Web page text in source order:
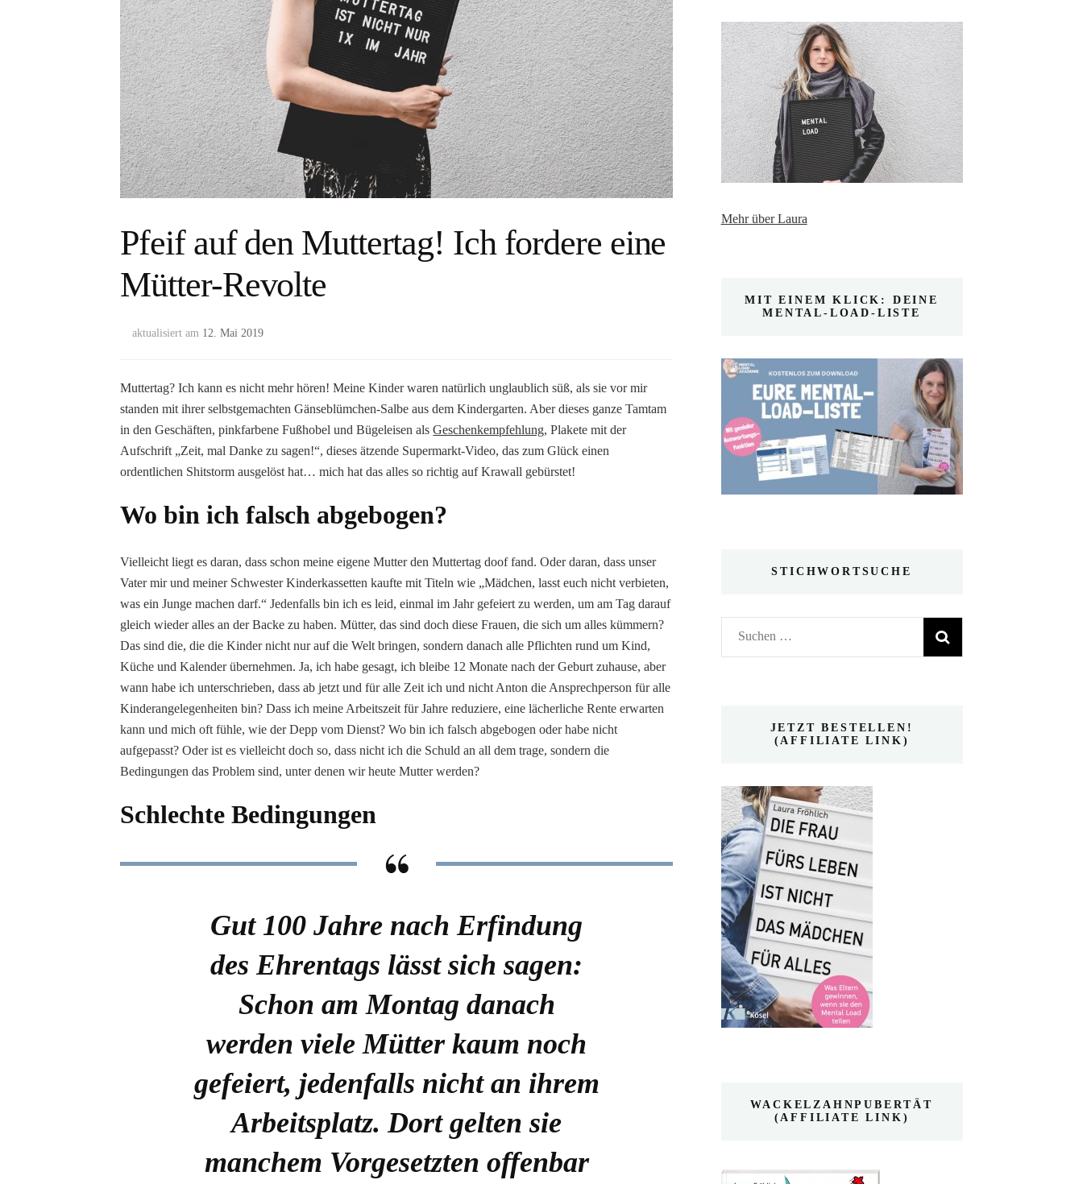
Pfeif auf den Muttertag! Ich fordere eine
Mütter-Revolte
aktualisiert am 12. Mai 2019
Muttertag? Ich kann es nicht mehr hören! Meine Kinder waren natürlich unglaublich süß, als sie vor mir
standen mit ihrer selbstgemachten Gänseblümchen-Salbe aus dem Kindergarten. Aber dieses ganze Tamtam
in den Geschäften, pinkfarbene Fußhobel und Bügeleisen alsGeschenkempfehlung, Plakete mit der
Aufschrift „Zeit, mal Danke zu sagen!“, dieses ätzende Supermarkt-Video, das zum Glück einen
ordentlichen Shitstorm ausgelöst hat… mich hat das alles so richtig auf Krawall gebürstet!
Wo bin ich falsch abgebogen?
Vielleicht liegt es daran, dass schon meine eigene Mutter den Muttertag doof fand. Oder daran, dass unser
Vater mir und meiner Schwester Kinderkassetten kaufte mit Titeln wie „Mädchen, lasst euch nicht verbieten,
was ein Junge machen darf.“ Jedenfalls bin ich es leid, einmal im Jahr gefeiert zu werden, um am Tag darauf
gleich wieder alles an der Backe zu haben. Mütter, das sind doch diese Frauen, die sich um alles kümmern?
Das sind die, die die Kinder nicht nur auf die Welt bringen, sondern danach alle Pflichten rund um Kind,
Küche und Kalender übernehmen. Ja, ich habe gesagt, ich bleibe 12 Monate nach der Geburt zuhause, aber
wann habe ich unterschrieben, dass ab jetzt und für alle Zeit ich und nicht Anton die Ansprechperson für alle
Kinderangelegenheiten bin? Dass ich meine Arbeitszeit für Jahre reduziere, eine lächerliche Rente erwarten
kann und mich oft fühle, wie der Depp vom Dienst? Wo bin ich falsch abgebogen oder habe nicht
aufgepasst? Oder ist es vielleicht doch so, dass nicht ich die Schuld an all dem trage, sondern die
Bedingungen das Problem sind, unter denen wir heute Mutter werden?
Schlechte Bedingungen
Gut 100 Jahre nach Erfindung
des Ehrentags lässt sich sagen:
Schon am Montag danach
werden viele Mütter kaum noch
gefeiert, jedenfalls nicht an ihrem
Arbeitsplatz. Dort gelten sie
manchem Vorgesetzten offenbar
Mehr über Laura
MIT EINEM KLICK: DEINE
MENTAL-LOAD-LISTE
STICHWORTSUCHE
Suchen
nach:
JETZT BESTELLEN!
(AFFILIATE LINK)
WACKELZAHNPUBERTÄT
(AFFILIATE LINK)